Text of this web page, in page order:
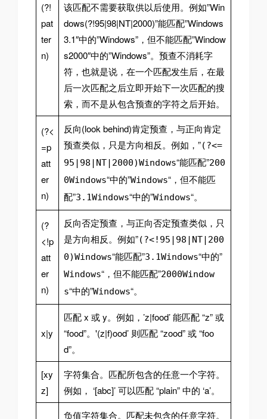
(?!
pat
ter
n)
该匹配不需要获取供以后使用。例如”Win
dows(?!95|98|NT|2000)”能匹配”Windows
3.1″中的”Windows”，但不能匹配”Window
s2000″中的”Windows”。预查不消耗字
符，也就是说，在一个匹配发生后，在最
后一次匹配之后立即开始下一次匹配的搜
索，而不是从包含预查的字符之后开始。
(?<
=p
att
er
n)
反向(look behind)肯定预查，与正向肯定
预查类似，只是方向相反。例如，”(?<=
95|98|NT|2000)Windows“能匹配”200
0Windows“中的”Windows“，但不能匹
配”3.1Windows“中的”Windows“。
(?
<!p
att
er
n)
反向否定预查，与正向否定预查类似，只
是方向相反。例如”(?<!95|98|NT|200
0)Windows“能匹配”3.1Windows“中的”
Windows“，但不能匹配”2000Window
s“中的”Windows“。
x|y
匹配 x 或 y。例如，’z|food’ 能匹配 “z” 或
“food”。'(z|f)ood’ 则匹配 “zood” 或 “foo
d”。
[xy
z]
字符集合。匹配所包含的任意一个字符。
例如， ‘[abc]’ 可以匹配 “plain” 中的 ‘a’。
负值字符集合。匹配未包含的任意字符。